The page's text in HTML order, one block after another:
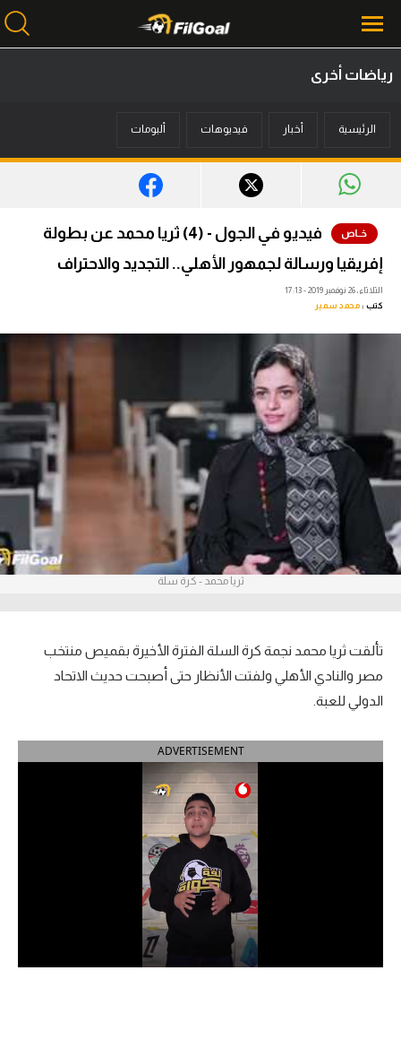
أخبار
ميركاتو
فانتازي في الجول
فيديوهات
عدسات
آراء حرة
ركن الألعاب
بطولات
أمريكا 2026
الدوري الإسباني
الدوري السعودي للمحترفين
دوري أبطال إفريقيا
رياضات أخرى
الرئيسية أخبار فيديوهات ألبومات
فيديو في الجول - (4) ثريا محمد عن بطولة
إفريقيا ورسالة لجمهور الأهلي.. التجديد والاحتراف
الثلاثاء، 26 نوفمبر 2019 - 17:13
كتب :محمد سمير
ثريا محمد - كرة سلة
تألقت ثريا محمد نجمة كرة السلة الفترة الأخيرة بقميص منتخب
مصر والنادي الأهلي ولفتت الأنظار حتى أصبحت حديث الاتحاد
الدولي للعبة.
ADVERTISEMENT